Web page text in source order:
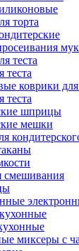
торта
теста
теста
коврики для
теста
шприцы
мешки
смешивания
миксеры с